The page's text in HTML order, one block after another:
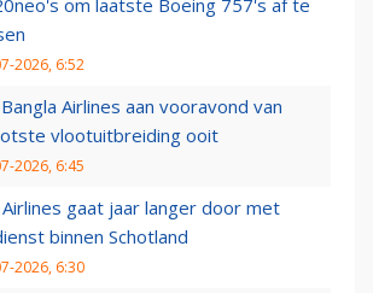
om laatste Boeing 757's af te
2026, 6:52
Airlines aan vooravond van
vlootuitbreiding ooit
2026, 6:45
Airlines gaat jaar langer door met
binnen Schotland
2026, 6:30